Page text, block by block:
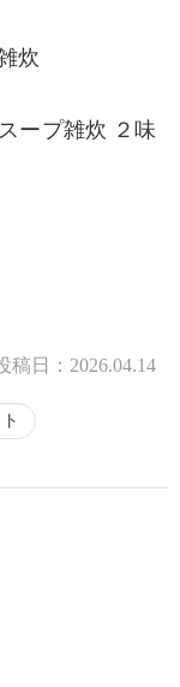
炊
ープ雑炊 ２味
稿日： 2026.04.14